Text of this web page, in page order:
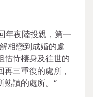
年夜陸投親，第一
相戀到成婚的處
怙恃棲身及往世的
三重復的處所，
熟讀的處所。”